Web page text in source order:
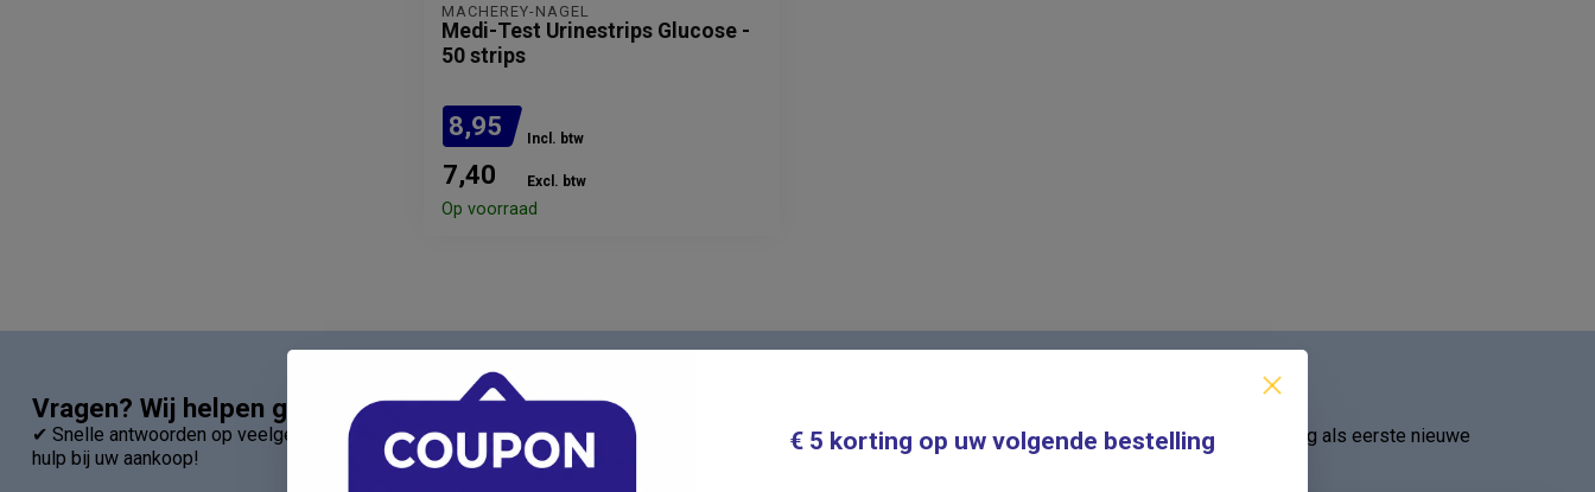
MACHEREY-NAGEL
Medi-Test Urinestrips Glucose -
50 strips
8,95 Incl. btw
7,40 Excl. btw
Op voorraad
Vragen? Wij helpen graag!
✔ Snelle antwoorden op veelgestelde vragen ✔ Direct contact met onze klantenservice ✔ Altijd
hulp bij uw aankoop!
Schrijf u in voor onze nieuwsbrief en ontvang als eerste nieuwe
€ 5 korting op uw volgende bestelling